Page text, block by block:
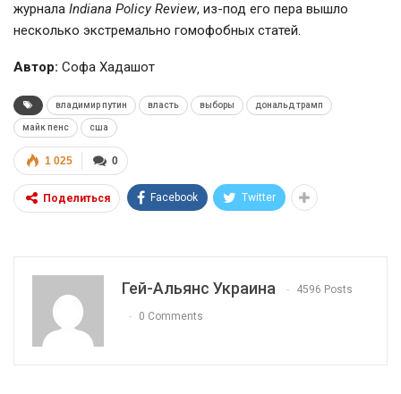
журнала Indiana Policy Review, из-под его пера вышло
несколько экстремально гомофобных статей.
Автор: Софа Хадашот
владимир путин власть выборы дональд трамп
майк пенс сша
0
1 025
Поделиться Facebook Twitter
Гей-Альянс Украина 4596 Posts
0 Comments